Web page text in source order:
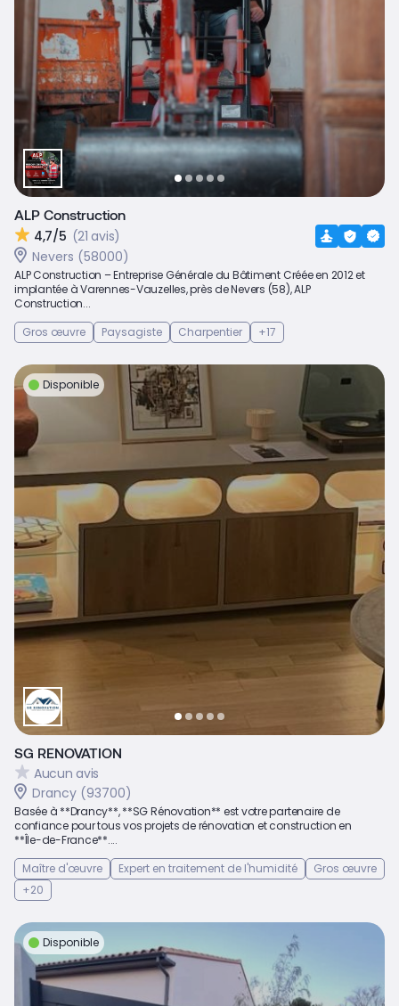
ALP Construction
4,7/5 (21 avis)
Nevers (58000)
ALP Construction – Entreprise Générale du Bâtiment Créée en 2012 et
implantée à Varennes-Vauzelles, près de Nevers (58), ALP
Construction...
Gros œuvre
Paysagiste Charpentier +17
Disponible
SG RENOVATION
Aucun avis
Drancy (93700)
Basée à **Drancy**, **SG Rénovation** est votre partenaire de
confiance pour tous vos projets de rénovation et construction en
**Île-de-France**....
Maître d'œuvre
Expert en traitement de l'humidité
Gros œuvre
+20
Disponible